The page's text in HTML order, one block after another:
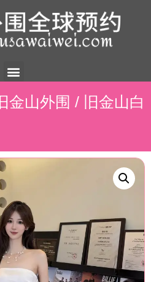
旧金山外围 / 旧金山白